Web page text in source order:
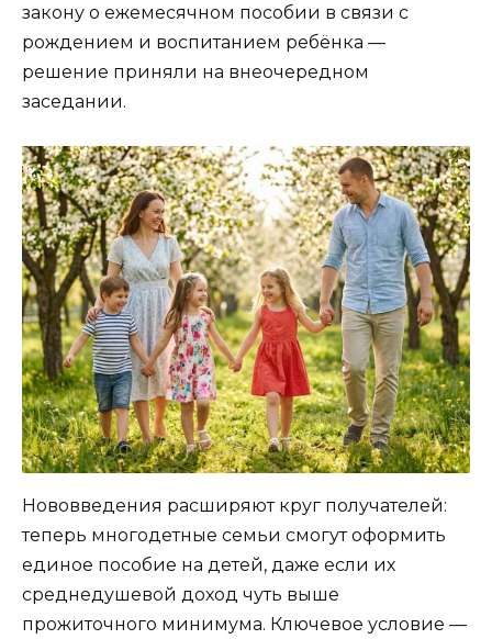
закону о ежемесячном пособии в связи с
рождением и воспитанием ребёнка —
решение приняли на внеочередном
заседании.
Нововведения расширяют круг получателей:
теперь многодетные семьи смогут оформить
единое пособие на детей, даже если их
среднедушевой доход чуть выше
прожиточного минимума. Ключевое условие —